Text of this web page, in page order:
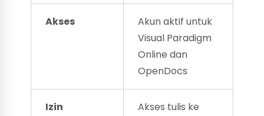
Akses
Akun aktif untuk
Visual Paradigm
Online dan
OpenDocs
Izin
Akses tulis ke